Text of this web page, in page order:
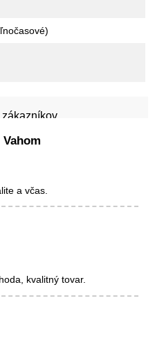
a včas.
kvalitný tovar.